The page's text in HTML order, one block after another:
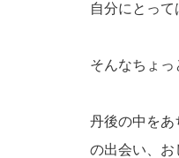
自分にとっ
そんなちょっ
丹後の中をあ
の出会い、お